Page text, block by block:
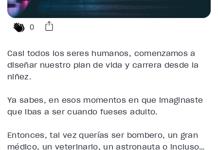
0
Casi todos los seres humanos, comenzamos a
diseñar nuestro plan de vida y carrera desde la
niñez.
Ya sabes, en esos momentos en que imaginaste
que ibas a ser cuando fueses adulto.
Entonces, tal vez querías ser bombero, un gran
médico, un veterinario, un astronauta o incluso…